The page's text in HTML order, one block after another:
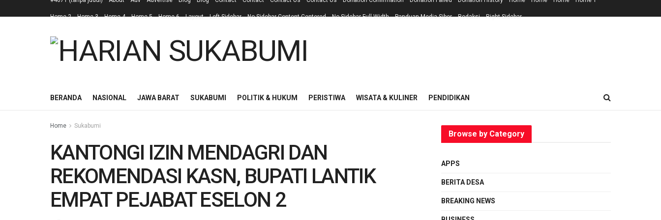
Home 2 Home 3 Home 4 Home 5 Home 6 Layout Left Sidebar No Sidebar Content Centered No Sidebar Full Width Panduan Media Siber Redaksi Right Sidebar
BERANDA NASIONAL JAWA BARAT SUKABUMI POLITIK & HUKUM PERISTIWA WISATA & KULINER PENDIDIKAN
Home Sukabumi
KANTONGI IZIN MENDAGRI DAN
REKOMENDASI KASN, BUPATI LANTIK
EMPAT PEJABAT ESELON 2
Browse by Category
APPS
BERITA DESA
BREAKING NEWS